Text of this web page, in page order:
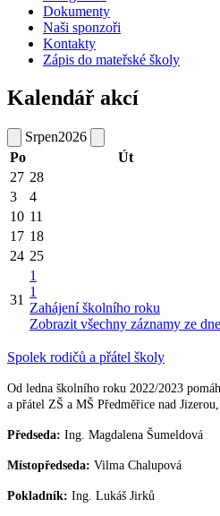
Dokumenty
Naši sponzoři
Kontakty
Zápis do mateřské školy
Kalendář akcí
Srpen2026
Po
Út
27 28
3
4
10 11
17 18
24 25
31
1
1
Zahájení školního roku
Zobrazit všechny záznamy ze dne
Spolek rodičů a přátel školy
Od ledna školního roku 2022/2023
a přátel ZŠ a MŠ Předměřice nad Jizerou,
Předseda: Ing. Magdalena Šumeldová
Místopředseda: Vilma Chalupová
Pokladník: Ing. Lukáš Jirků